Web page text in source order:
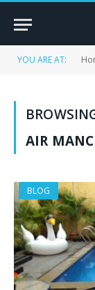
YOU ARE AT:
AIR
BLOG